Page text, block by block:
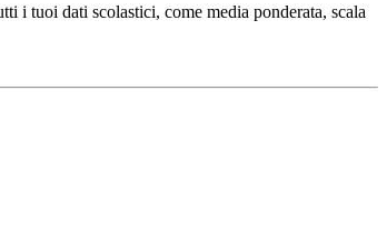
i tuoi dati scolastici, come media ponderata, scala